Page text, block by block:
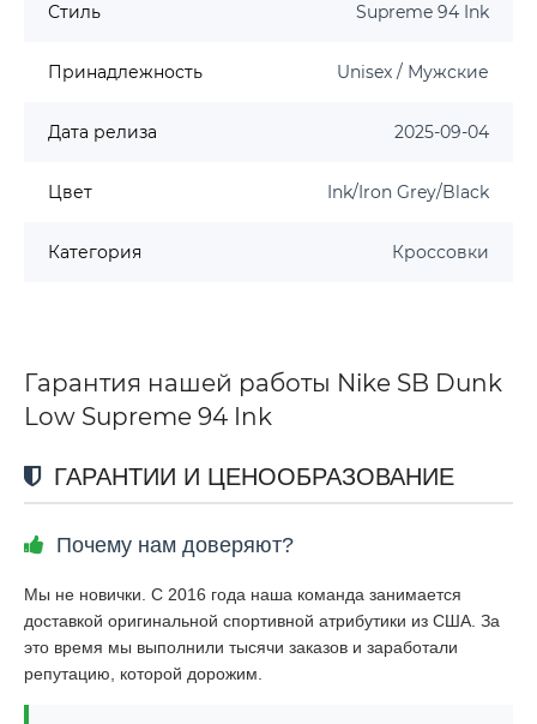
Стиль Supreme 94 Ink
Принадлежность Unisex / Мужские
Дата релиза 2025-09-04
Цвет Ink/Iron Grey/Black
Категория Кроссовки
Гарантия нашей работы Nike SB Dunk
Low Supreme 94 Ink
ГАРАНТИИ И ЦЕНООБРАЗОВАНИЕ
Почему нам доверяют?
Мы не новички. С 2016 года наша команда занимается
доставкой оригинальной спортивной атрибутики из США. За
это время мы выполнили тысячи заказов и заработали
репутацию, которой дорожим.